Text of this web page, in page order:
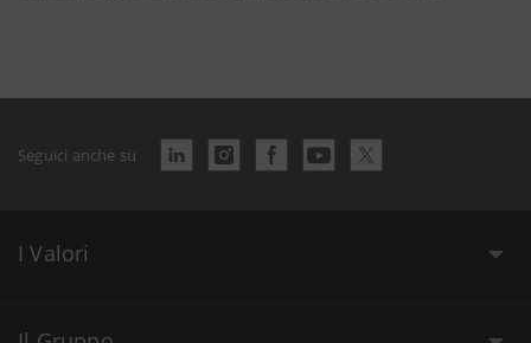
Seguici anche su
I Valori